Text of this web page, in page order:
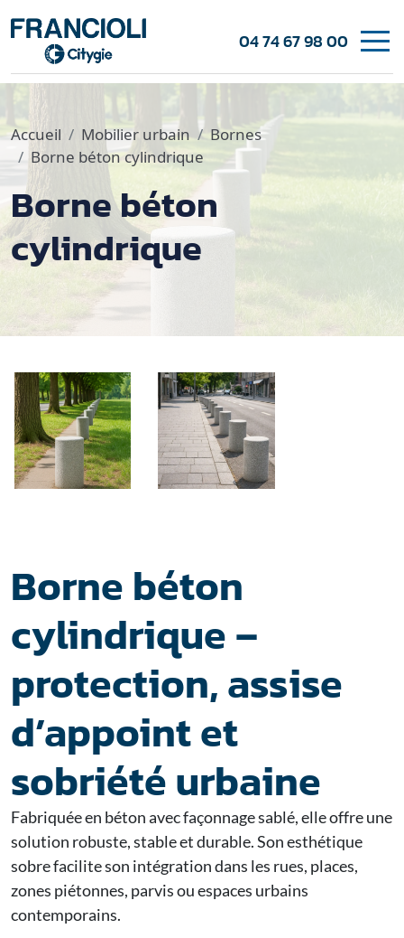
04 74 67 98 00
Accueil Mobilier urbain
Bornes
Borne béton cylindrique
Borne béton
cylindrique
Borne béton
cylindrique –
protection, assise
d’appoint et
sobriété urbaine
Fabriquée en béton avec façonnage sablé, elle offre une
solution robuste, stable et durable. Son esthétique
sobre facilite son intégration dans les rues, places,
zones piétonnes, parvis ou espaces urbains
contemporains.